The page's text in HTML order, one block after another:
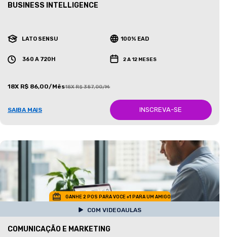
BUSINESS INTELLIGENCE
LATO SENSU 100% EAD
360 A 720H 2 A 12 MESES
18X R$ 86,00/Mês18X R$ 387,00/Mês
SAIBA MAIS INSCREVA-SE
GANHE 2 POS PARA VOCE +1 PARA UM AMIGO
COM VIDEOAULAS
COMUNICAÇÃO E MARKETING